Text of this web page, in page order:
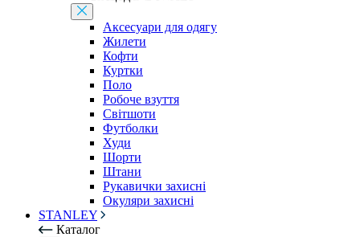
Аксесуари для одягу
Жилети
Кофти
Куртки
Поло
Робоче взуття
Світшоти
Футболки
Худи
Шорти
Штани
Рукавички захисні
Окуляри захисні
STANLEY
Каталог